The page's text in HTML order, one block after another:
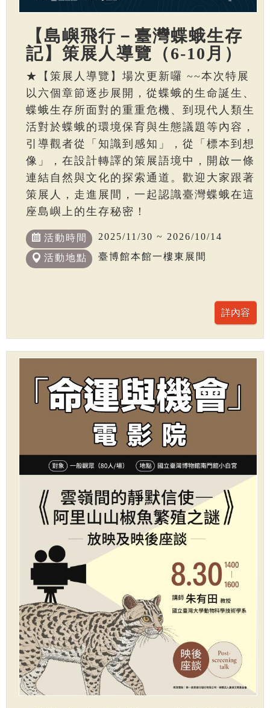
【島嶼飛行－臺灣蝶蛾生存
記】策展人導覽（6-10月）
★【策展人導覽】場次更新囉 ~~本次特展
以六個章節逐步展開，從蝶蛾的生命誕生、
蝶蛾生存所面對的重重危機、到現代人類生
活對於蝶蛾的環境保育與生態議題等內容，
引導觀者從「知識到感知」，從「標本到想
像」，在設計轉譯的策展語境中，開啟一條
連結自然與文化的探索通道。歡迎大家跟著
策展人，走進展間，一起認識臺灣蝶蛾在這
座島嶼上的生存秘密！
活動時間 2025/11/30 ~ 2026/10/14
活動地點 臺博館本館一樓東展間